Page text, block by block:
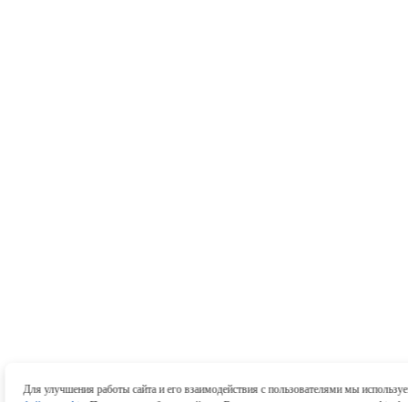
Для улучшения работы сайта и его взаимодействия с пользователями мы